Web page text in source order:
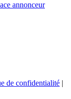
annonceur
de confidentialité |